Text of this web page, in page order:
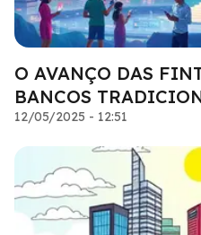
O AVANÇO DAS
BANCOS
12/05/2025 - 12:51